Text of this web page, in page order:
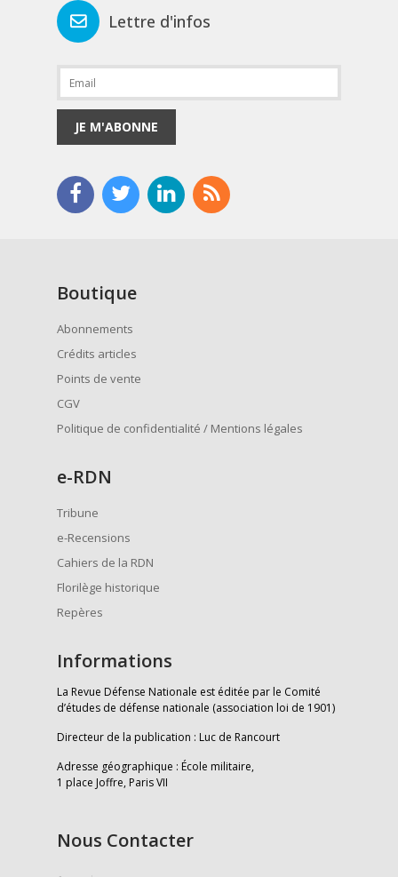
Lettre d'infos
JE M'ABONNE
Boutique
Abonnements
Crédits articles
Points de vente
CGV
Politique de confidentialité / Mentions légales
e-RDN
Tribune
e-Recensions
Cahiers de la RDN
Florilège historique
Repères
Informations
La Revue Défense Nationale est éditée par le Comité
d’études de défense nationale (association loi de 1901)
Directeur de la publication : Luc de Rancourt
Adresse géographique : École militaire,
1 place Joffre, Paris VII
Nous Contacter